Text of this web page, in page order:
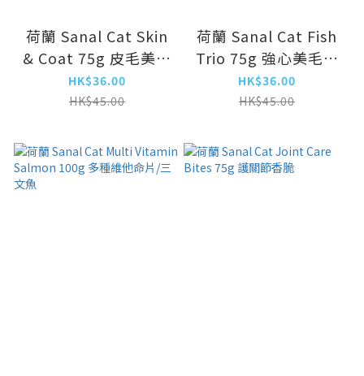
荷蘭 Sanal Cat Skin
& Coat 75g 皮毛美肌
香脆
HK$36.00
HK$45.00
荷蘭 Sanal Cat Fish
Trio 75g 強心美毛香
脆
HK$36.00
HK$45.00